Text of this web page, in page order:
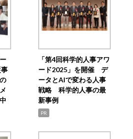
「第4回科学的人事アワ
ード2025」を開催 デ
ータとAIで変わる人事
戦略 科学的人事の最
新事例
PR